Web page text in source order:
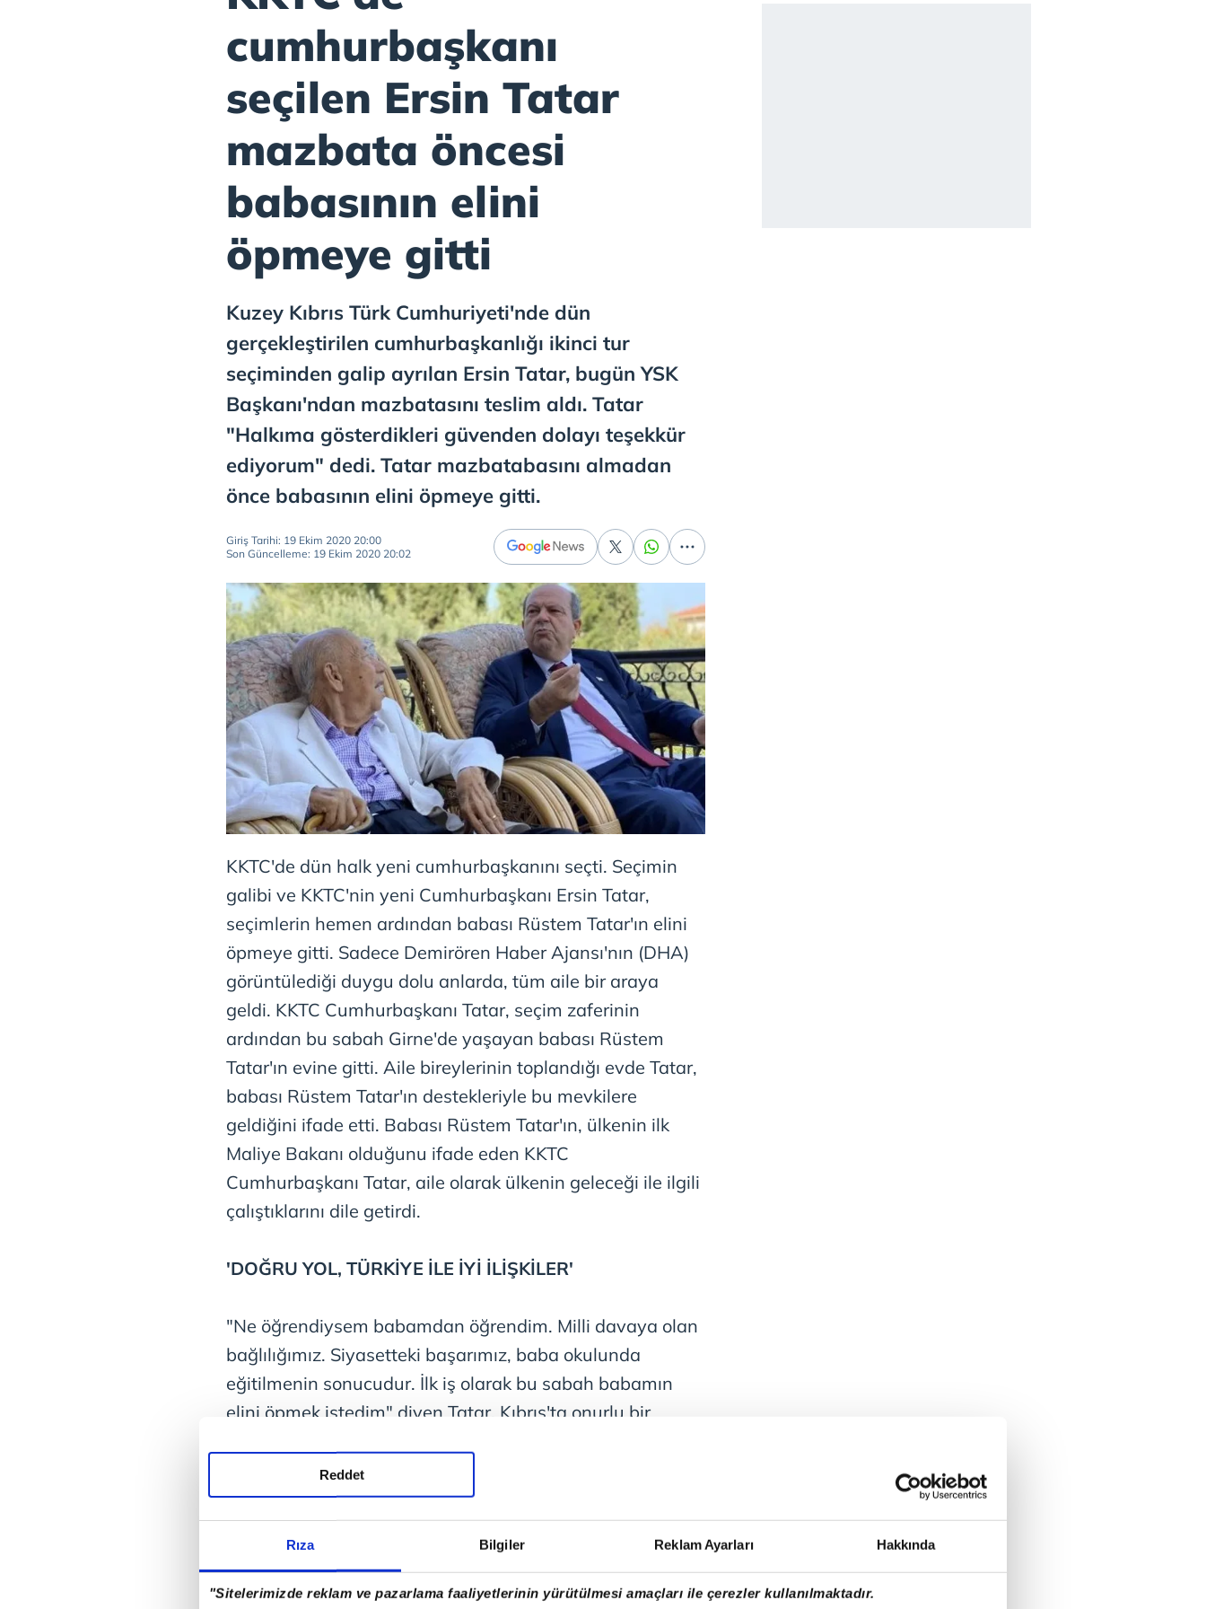
Rıza Bilgiler Reklam Ayarları Hakkında
"Sitelerimizde reklam ve pazarlama faaliyetlerinin yürütülmesi amaçları ile çerezler kullanılmaktadır.
Reddet
cumhurbaşkanı
seçilen Ersin Tatar
mazbata öncesi
babasının elini
öpmeye gitti
Kuzey Kıbrıs Türk Cumhuriyeti'nde dün
gerçekleştirilen cumhurbaşkanlığı ikinci tur
seçiminden galip ayrılan Ersin Tatar, bugün YSK
Başkanı'ndan mazbatasını teslim aldı. Tatar
"Halkıma gösterdikleri güvenden dolayı teşekkür
ediyorum" dedi. Tatar mazbatabasını almadan
önce babasının elini öpmeye gitti.
Giriş Tarihi: 19 Ekim 2020 20:00
Son Güncelleme: 19 Ekim 2020 20:02
KKTC'de dün halk yeni cumhurbaşkanını seçti. Seçimin
galibi ve KKTC'nin yeni Cumhurbaşkanı Ersin Tatar,
seçimlerin hemen ardından babası Rüstem Tatar'ın elini
öpmeye gitti. Sadece Demirören Haber Ajansı'nın (DHA)
görüntülediği duygu dolu anlarda, tüm aile bir araya
geldi. KKTC Cumhurbaşkanı Tatar, seçim zaferinin
ardından bu sabah Girne'de yaşayan babası Rüstem
Tatar'ın evine gitti. Aile bireylerinin toplandığı evde Tatar,
babası Rüstem Tatar'ın destekleriyle bu mevkilere
geldiğini ifade etti. Babası Rüstem Tatar'ın, ülkenin ilk
Maliye Bakanı olduğunu ifade eden KKTC
Cumhurbaşkanı Tatar, aile olarak ülkenin geleceği ile ilgili
çalıştıklarını dile getirdi.
'DOĞRU YOL, TÜRKİYE İLE İYİ İLİŞKİLER'
"Ne öğrendiysem babamdan öğrendim. Milli davaya olan
bağlılığımız. Siyasetteki başarımız, baba okulunda
eğitilmenin sonucudur. İlk iş olarak bu sabah babamın
elini öpmek istedim" diyen Tatar, Kıbrıs'ta onurlu bir
olması için doğru yolu seçiyoruz" diyen Tatar, "Doğru yol,
Türkiye ile iyi ilişkiler ve dünyaya karşı hakkımızı talep
etmektir" dedi.
'ANNEMİ KÜÇÜK YAŞTA KAYBETTİM'